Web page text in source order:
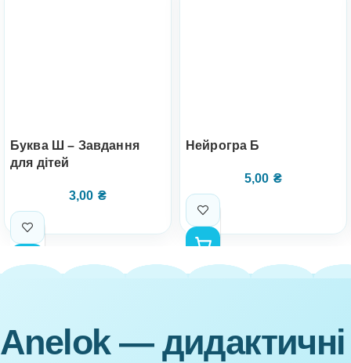
Буква Ш – Завдання
для дітей
3,00 ₴
Нейрогра Б
5,00 ₴
Anelok — дидактичні